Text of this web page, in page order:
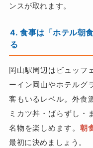
ンスが取れます。
4. 食事は「ホテル朝
る
岡山駅周辺はビュッフ
ーイン岡山やホテルグ
客もいるレベル。外食
ミカツ丼・ばらずし・
名物を楽しめます。 朝
最初に決めましょう。